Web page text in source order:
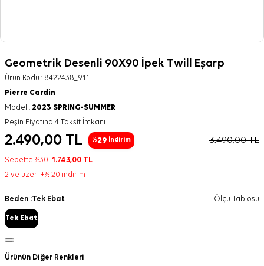
Geometrik Desenli 90X90 İpek Twill Eşarp
Ürün Kodu : 8422438_911
Pierre Cardin
Model : 2023 SPRING-SUMMER
Peşin Fiyatına 4 Taksit İmkanı
2.490,00 TL %29 İndirim 3.490,00TL
Sepette %30 1.743,00 TL
2 ve üzeri +% 20 indirim
Beden :Tek Ebat Ölçü Tablosu
Tek Ebat
Ürünün Diğer Renkleri